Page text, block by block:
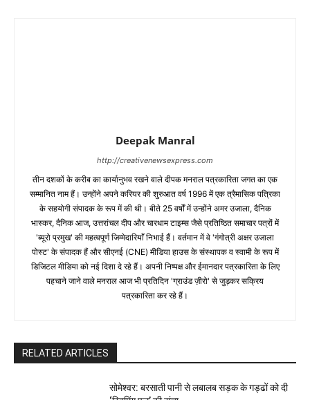
Deepak Manral
http://creativenewsexpress.com
तीन दशकों के करीब का कार्यानुभव रखने वाले दीपक मनराल पत्रकारिता जगत का एक
सम्मानित नाम हैं। उन्होंने अपने करियर की शुरुआत वर्ष 1996 में एक त्रैमासिक पत्रिका
के सहयोगी संपादक के रूप में की थी। बीते 25 वर्षों में उन्होंने अमर उजाला, दैनिक
भास्कर, दैनिक आज, उत्तरांचल दीप और चारधाम टाइम्स जैसे प्रतिष्ठित समाचार पत्रों में
'ब्यूरो प्रमुख' की महत्वपूर्ण जिम्मेदारियाँ निभाई हैं। वर्तमान में वे 'गंगोत्री अक्षर उजाला
पोस्ट' के संपादक हैं और सीएनई (CNE) मीडिया हाउस के संस्थापक व स्वामी के रूप में
डिजिटल मीडिया को नई दिशा दे रहे हैं। अपनी निष्पक्ष और ईमानदार पत्रकारिता के लिए
पहचाने जाने वाले मनराल आज भी प्रतिदिन 'ग्राउंड ज़ीरो' से जुड़कर सक्रिय
पत्रकारिता कर रहे हैं।
RELATED ARTICLES
सोमेश्वर: बरसाती पानी से लबालब सड़क के गड्ढों को दी